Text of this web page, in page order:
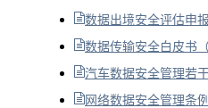
数据出境安全评估申
数据传输安全白皮书（
汽车数据安全管理若
网络数据安全管理条例